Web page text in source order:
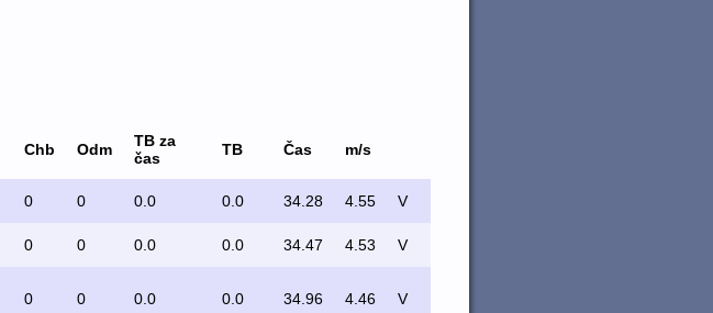
Chb Odm
TB za
čas
TB Čas m/s
0 0 0.0 0.0 34.28 4.55 V
0 0 0.0 0.0 34.47 4.53 V
0 0 0.0 0.0 34.96 4.46 V